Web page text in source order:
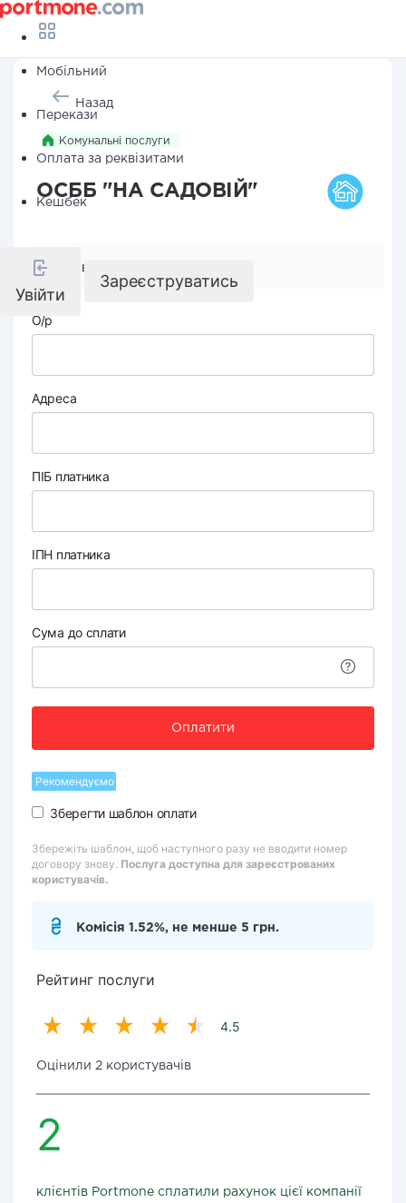
Мобільний
Перекази
Оплата за реквізитами
Кешбек
Увійти
Зареєструватись
Назад
Комунальні послуги
ОСББ "НА САДОВІЙ"
Реквізити компанії
О/р
Адреса
ПІБ платника
ІПН платника
Сума до сплати
Оплатити
Рекомендуємо
Зберегти шаблон оплати
Збережіть шаблон, щоб наступного разу не вводити номер
договору знову. Послуга доступна для зареєстрованих
користувачів.
Комісія 1.52%, не менше 5 грн.
Рейтинг послуги
4.5
Оцінили 2 користувачів
2
клієнтів Portmone сплатили рахунок цієї компанії